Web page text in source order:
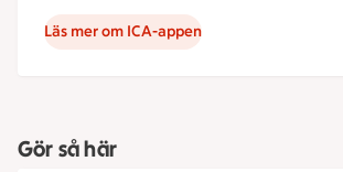
Läs mer om ICA-appen
Gör så här